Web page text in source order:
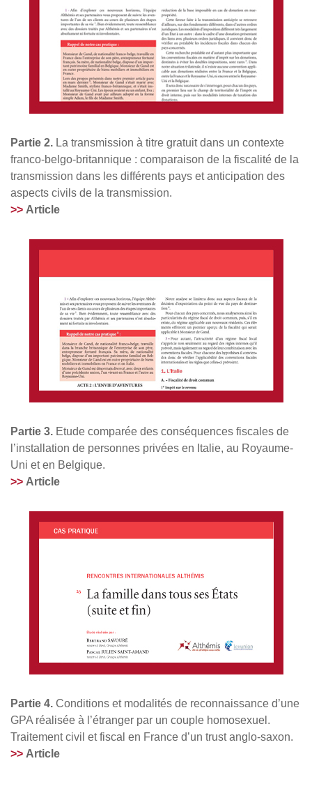
Partie 2. La transmission à titre gratuit dans un contexte
franco-belgo-britannique : comparaison de la fiscalité de la
transmission dans les différents pays et anticipation des
aspects civils de la transmission.
>> Article
Partie 3. Etude comparée des conséquences fiscales de
l’installation de personnes privées en Italie, au Royaume-
Uni et en Belgique.
>> Article
Partie 4. Conditions et modalités de reconnaissance d’une
GPA réalisée à l’étranger par un couple homosexuel.
Traitement civil et fiscal en France d’un trust anglo-saxon.
>> Article